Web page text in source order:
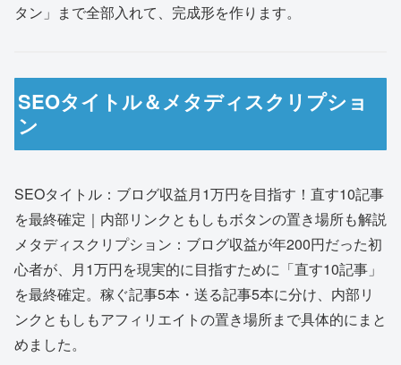
タン」まで全部入れて、完成形を作ります。
SEOタイトル＆メタディスクリプショ
ン
SEOタイトル：ブログ収益月1万円を目指す！直す10記事
を最終確定｜内部リンクともしもボタンの置き場所も解説
メタディスクリプション：ブログ収益が年200円だった初
心者が、月1万円を現実的に目指すために「直す10記事」
を最終確定。稼ぐ記事5本・送る記事5本に分け、内部リ
ンクともしもアフィリエイトの置き場所まで具体的にまと
めました。